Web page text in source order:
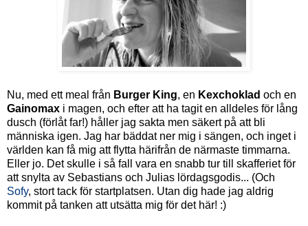
Nu, med ett meal från Burger King, en Kexchoklad och en
Gainomax i magen, och efter att ha tagit en alldeles för lång
dusch (förlåt far!) håller jag sakta men säkert på att bli
människa igen. Jag har bäddat ner mig i sängen, och inget i
världen kan få mig att flytta härifrån de närmaste timmarna.
Eller jo. Det skulle i så fall vara en snabb tur till skafferiet för
att snylta av Sebastians och Julias lördagsgodis... (Och
Sofy, stort tack för startplatsen. Utan dig hade jag aldrig
kommit på tanken att utsätta mig för det här! :)